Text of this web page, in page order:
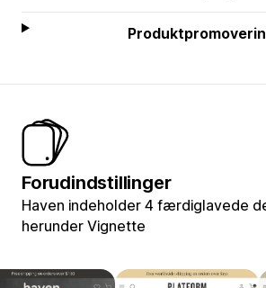
Forudindstillinger
Haven indeholder 4 færdiglavede
herunder Vignette